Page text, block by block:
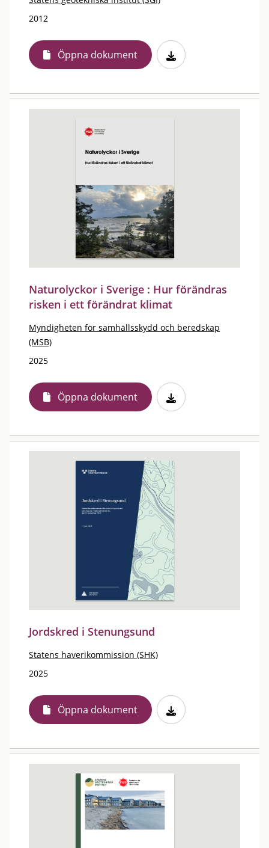
2012
Öppna dokument
Naturolyckor i Sverige : Hur förändras
risken i ett förändrat klimat
Myndigheten för samhällsskydd och beredskap
(MSB)
2025
Öppna dokument
Jordskred i Stenungsund
Statens haverikommission (SHK)
2025
Öppna dokument